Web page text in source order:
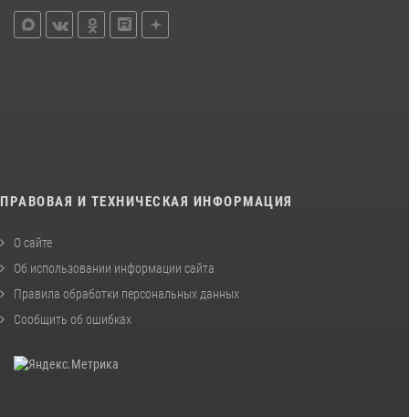
ПРАВОВАЯ И ТЕХНИЧЕСКАЯ ИНФОРМАЦИЯ
О сайте
Об использовании информации сайта
Правила обработки персональных данных
Сообщить об ошибках